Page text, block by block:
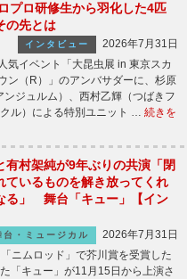
プロ研修生から羽化した4匹
の先とは
インタビュー
2026年7月31日
気イベント「大昆虫展 in 東京スカ
ン（R）」のアンバサダーに、杉原
ジュルム）、西村乙輝（つばきフ
ル）による特別ユニット … 続きを
有村架純が9年ぶりの共演「閉
ているものを解き放ってくれ
る」 舞台「キュー」【イン
台・ミュージカル
2026年7月31日
ニムロッド」で芥川賞を受賞した
「キュー」が11月15日から上演さ